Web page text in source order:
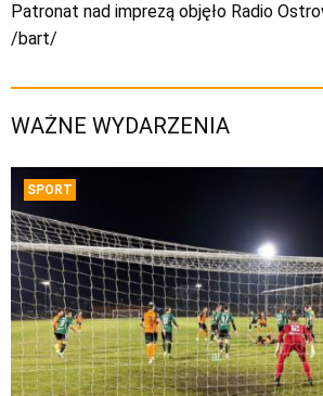
Patronat nad imprezą objęło Radio
/bart/
WAŻNE WYDARZENIA
SPORT